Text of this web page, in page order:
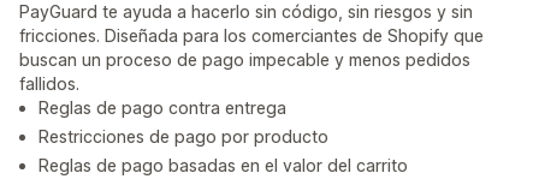
PayGuard te ayuda a hacerlo sin código, sin riesgos y sin
fricciones. Diseñada para los comerciantes de Shopify que
buscan un proceso de pago impecable y menos pedidos
fallidos.
Reglas de pago contra entrega
Restricciones de pago por producto
Reglas de pago basadas en el valor del carrito